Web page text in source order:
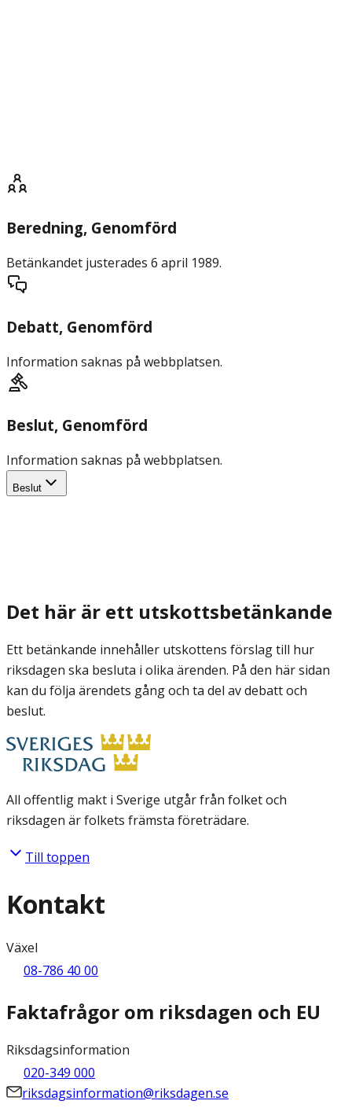
Beredning, Genomförd
Betänkandet justerades 6 april 1989.
Debatt, Genomförd
Information saknas på webbplatsen.
Beslut, Genomförd
Information saknas på webbplatsen.
Beslut
Det här är ett utskottsbetänkande
Ett betänkande innehåller utskottens förslag till hur
riksdagen ska besluta i olika ärenden. På den här sidan
kan du följa ärendets gång och ta del av debatt och
beslut.
All offentlig makt i Sverige utgår från folket och
riksdagen är folkets främsta företrädare.
Till toppen
Kontakt
Växel
08-786 40 00
Faktafrågor om riksdagen och EU
Riksdagsinformation
020-349 000
riksdagsinformation@riksdagen.se